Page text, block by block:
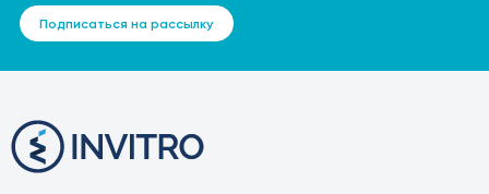
Подписаться на рассылку